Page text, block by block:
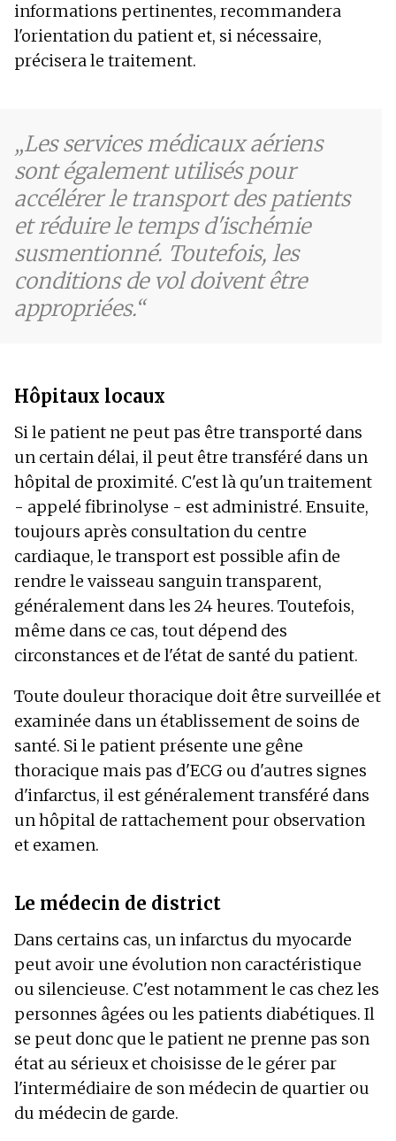
informations pertinentes, recommandera
l'orientation du patient et, si nécessaire,
précisera le traitement.
Les services médicaux aériens
sont également utilisés pour
accélérer le transport des patients
et réduire le temps d'ischémie
susmentionné. Toutefois, les
conditions de vol doivent être
appropriées.
Hôpitaux locaux
Si le patient ne peut pas être transporté dans
un certain délai, il peut être transféré dans un
hôpital de proximité. C'est là qu'un traitement
- appelé fibrinolyse - est administré. Ensuite,
toujours après consultation du centre
cardiaque, le transport est possible afin de
rendre le vaisseau sanguin transparent,
généralement dans les 24 heures. Toutefois,
même dans ce cas, tout dépend des
circonstances et de l'état de santé du patient.
Toute douleur thoracique doit être surveillée et
examinée dans un établissement de soins de
santé. Si le patient présente une gêne
thoracique mais pas d'ECG ou d'autres signes
d'infarctus, il est généralement transféré dans
un hôpital de rattachement pour observation
et examen.
Le médecin de district
Dans certains cas, un infarctus du myocarde
peut avoir une évolution non caractéristique
ou silencieuse. C'est notamment le cas chez les
personnes âgées ou les patients diabétiques. Il
se peut donc que le patient ne prenne pas son
état au sérieux et choisisse de le gérer par
l'intermédiaire de son médecin de quartier ou
du médecin de garde.